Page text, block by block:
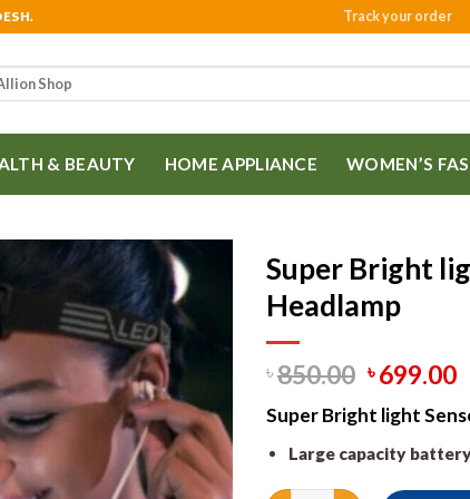
Track your order
& BEAUTY HOME APPLIANCE WOMEN’S
Super Bright
Headlamp
৳850.00 ৳699.00
Super Bright light
Large capacity